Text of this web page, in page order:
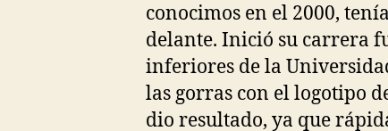
conocimos en el 2000,
delante. Inició su carrera
inferiores de la
las gorras con el logotipo
dio resultado, ya que